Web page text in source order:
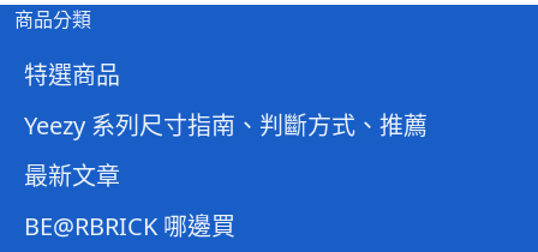
商品分類
特選商品
Yeezy 系列尺寸指南、判斷方式、推薦
最新文章
BE@RBRICK 哪邊買